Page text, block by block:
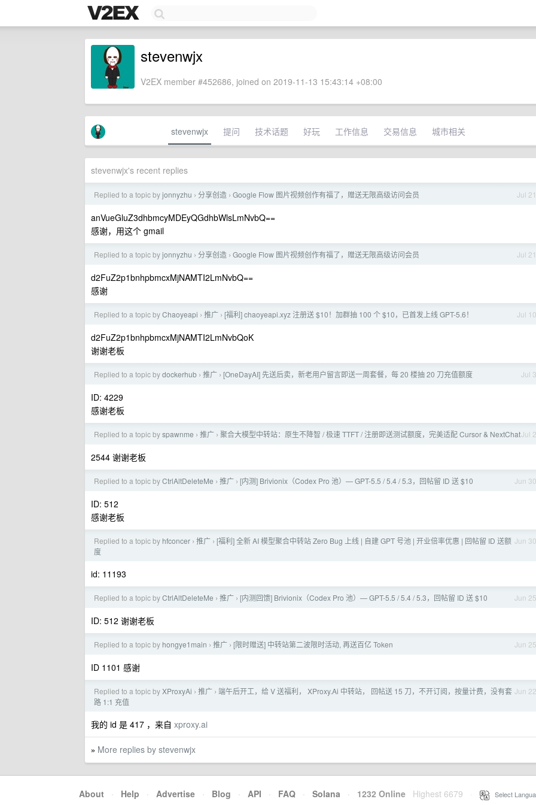
stevenwjx
V2EX member #452686, joined on 2019-11-13 15:43:14 +08:00
stevenwjx 提问 技术话题 好玩 工作信息 交易信息 城市相关
stevenwjx's recent replies
Jul 21
Replied to a topic byjonnyzhu › 分享创造 › Google Flow 图片视频创作有福了，赠送无限高级访问会员
anVueGluZ3dhbmcyMDEyQGdhbWlsLmNvbQ==
感谢，用这个 gmail
Jul 21
Replied to a topic byjonnyzhu › 分享创造 › Google Flow 图片视频创作有福了，赠送无限高级访问会员
d2FuZ2p1bnhpbmcxMjNAMTI2LmNvbQ==
感谢
Jul 10
Replied to a topic byChaoyeapi › 推广 › [福利] chaoyeapi.xyz 注册送 $10！加群抽 100 个 $10，已首发上线 GPT-5.6！
d2FuZ2p1bnhpbmcxMjNAMTI2LmNvbQoK
谢谢老板
Jul 3
Replied to a topic bydockerhub › 推广 › [OneDayAI] 先送后卖，新老用户留言即送一周套餐，每 20 楼抽 20 刀充值额度
ID: 4229
感谢老板
Jul 2
Replied to a topic byspawnme › 推广 › 聚合大模型中转站：原生不降智 / 极速 TTFT / 注册即送测试额度，完美适配 Cursor & NextChat
2544 谢谢老板
Jun 30
Replied to a topic byCtrlAltDeleteMe › 推广 › [内测] Brivionix（Codex Pro 池）— GPT-5.5 / 5.4 / 5.3，回帖留 ID 送 $10
ID: 512
感谢老板
Jun 30
Replied to a topic by hfconcer › 推广 › [福利] 全新 AI 模型聚合中转站 Zero Bug 上线 | 自建 GPT 号池 | 开业倍率优惠 | 回帖留 ID 送额
度
id: 11193
Jun 25
Replied to a topic byCtrlAltDeleteMe › 推广 › [内测回馈] Brivionix（Codex Pro 池）— GPT-5.5 / 5.4 / 5.3，回帖留 ID 送 $10
ID: 512 谢谢老板
Jun 25
Replied to a topic by hongye1main › 推广 › [限时赠送] 中转站第二波限时活动, 再送百亿 Token
ID 1101 感谢
Jun 22
Replied to a topic byXProxyAi › 推广 › 端午后开工，给 V 送福利， XProxy.Ai 中转站， 回帖送 15 刀，不开订阅，按量计费，没有套
路 1:1 充值
我的 id 是 417 ，来自 xproxy.ai
» More replies by stevenwjx
About · Help · Advertise · Blog · API · FAQ · Solana · 1232 Online Highest 6679 Select